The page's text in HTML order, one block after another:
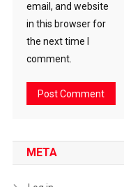
email, and website
in this browser for
the next time I
comment.
META